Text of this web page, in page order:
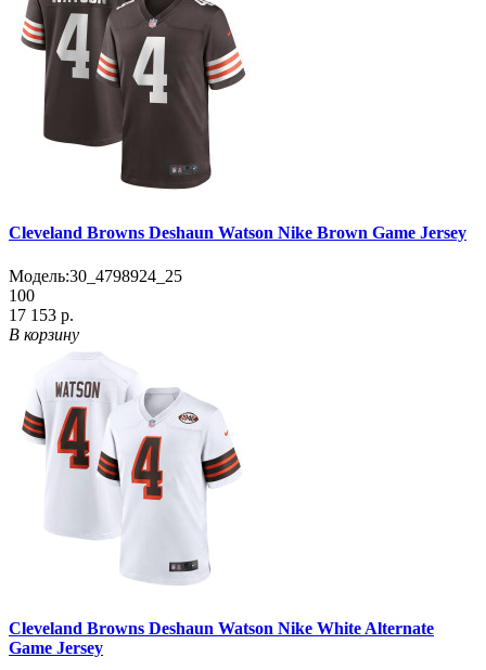
Cleveland Browns Deshaun Watson Nike Brown Game Jersey
Модель:30_4798924_25
100
17 153 р.
В корзину
Cleveland Browns Deshaun Watson Nike White Alternate
Game Jersey